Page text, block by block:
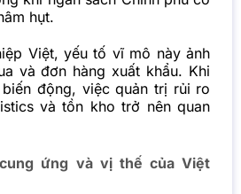
hụt.
Việt, yếu tố vĩ mô này ảnh
và đơn hàng xuất khẩu. Khi
động, việc quản trị rủi ro
và tồn kho trở nên quan
ứng và vị thế của Việt